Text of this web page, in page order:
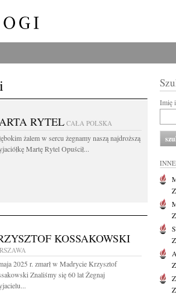
RYTELCAŁA POLSKA
żalem w sercu żegnamy naszą najdroższą
Martę Rytel Opuścił...
KOSSAKOWSKI
2025 r. zmarł w Madrycie Krzysztof
Znaliśmy się 60 lat Żegnaj
Imię